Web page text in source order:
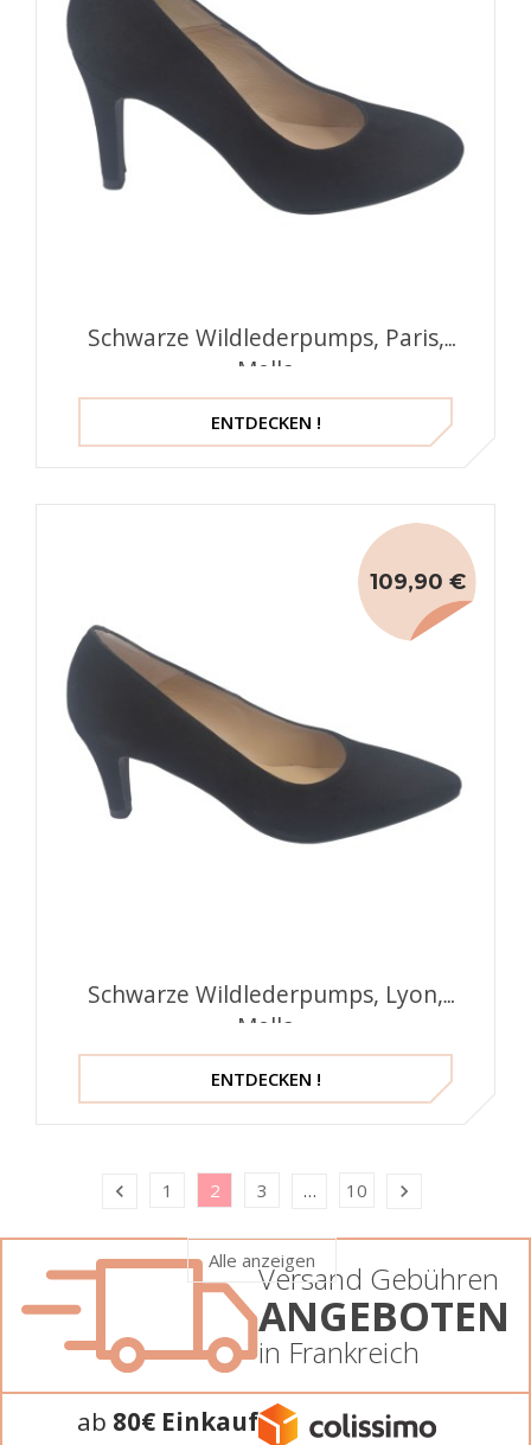
Schwarze Wildlederpumps, Paris,
Mella
ENTDECKEN !
Schwarze Wildlederpumps, Lyon,
Mella
109,90 €
ENTDECKEN !
 1 2 3 … 10 
Alle anzeigen
Versand Gebühren
ANGEBOTEN
in Frankreich
ab 80€ Einkauf